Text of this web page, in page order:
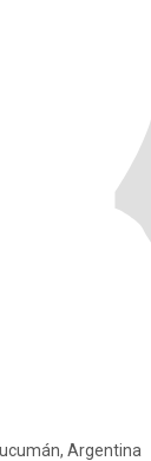
Argentina